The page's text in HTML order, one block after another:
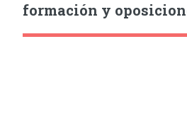
formación y